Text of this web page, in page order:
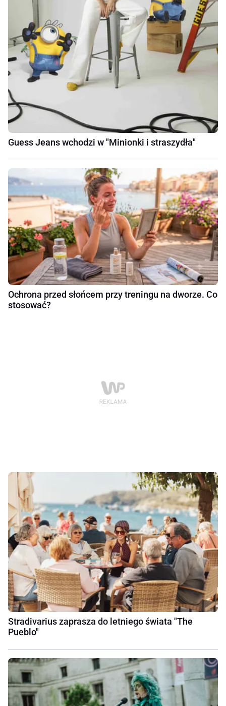
Guess Jeans wchodzi w "Minionki i straszydła"
Ochrona przed słońcem przy treningu na dworze. Co
stosować?
Stradivarius zaprasza do letniego świata "The
Pueblo"